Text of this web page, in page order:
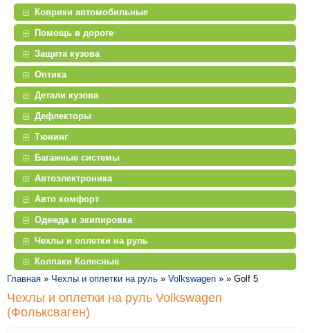
Коврики автомобильные
Помощь в дороге
Защита кузова
Оптика
Детали кузова
Дефлекторы
Тюнинг
Багажные системы
Автоэлектроника
Авто комфорт
Одежда и экипировка
Чехлы и оплетки на руль
Колпаки Колесные
Главная » Чехлы и оплетки на руль » Volkswagen » » Golf 5
Чехлы и оплетки на руль Volkswagen
(Фольксваген)